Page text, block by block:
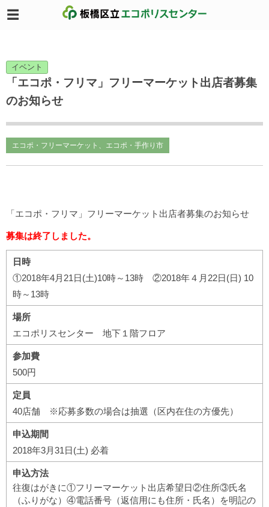
イベント
「エコポ・フリマ」フリーマーケット出店者募集
のお知らせ
エコポ・フリーマーケット、エコポ・手作り市
「エコポ・フリマ」フリーマーケット出店者募集のお知らせ
募集は終了しました。
日時
①2018年4月21日(土)10時～13時 ②2018年４月22日(日) 10
時～13時
場所
エコポリスセンター 地下１階フロア
参加費
500円
定員
40店舗 ※応募多数の場合は抽選（区内在住の方優先）
申込期間
2018年3月31日(土) 必着
申込方法
往復はがきに①フリーマーケット出店希望日②住所③氏名
（ふりがな）④電話番号（返信用にも住所・氏名）を明記の